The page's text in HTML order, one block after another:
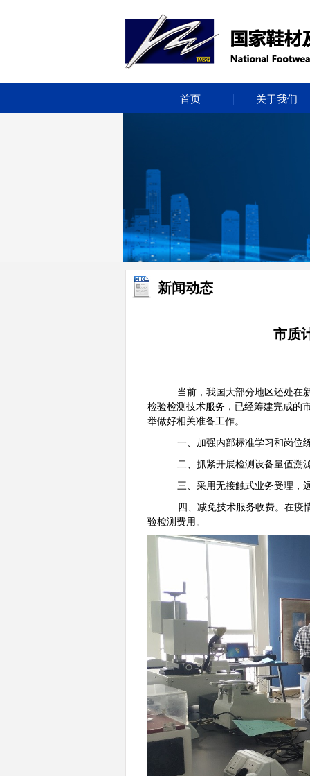
首页 关于我们
市质
当前，我国大部分地区还处在
检验检测技术服务，已经筹建完成的
举做好相关准备工作。
一、加强内部标准学习和岗位
二、抓紧开展检测设备量值溯
三、采用无接触式业务受理，
四、减免技术服务收费。在疫情
验检测费用。
新闻动态